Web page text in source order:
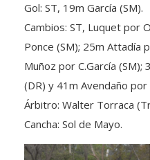
Gol: ST, 19m García (SM).
Cambios: ST, Luquet por
Ponce (SM); 25m Attadía
Muñoz por C.García
(DR) y 41m Avendaño por
Árbitro: Walter Torraca
Cancha: Sol de Mayo.